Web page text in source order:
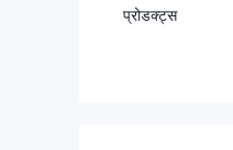
प्रोडक्ट्स